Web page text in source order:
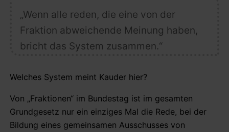
„Wenn alle reden, die eine von der
Fraktion abweichende Meinung haben,
bricht das System zusammen.“
Welches System meint Kauder hier?
Von „Fraktionen“ im Bundestag ist im gesamten
Grundgesetz nur ein einziges Mal die Rede, bei der
Bildung eines gemeinsamen Ausschusses von